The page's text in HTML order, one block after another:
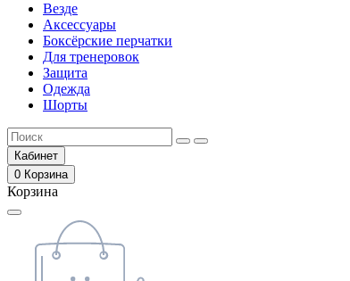
Везде
Аксессуары
Боксёрские перчатки
Для тренеровок
Защита
Одежда
Шорты
Кабинет
0 Корзина
Корзина